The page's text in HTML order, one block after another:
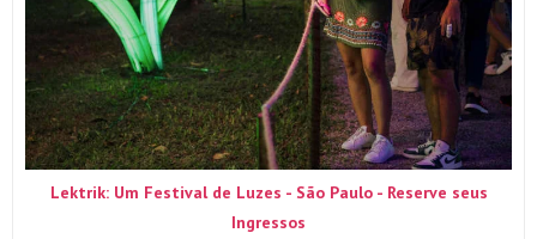
Lektrik: Um Festival de Luzes - São Paulo - Reserve seus
Ingressos